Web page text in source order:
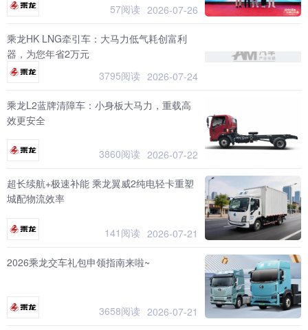
57阅读 2026-07-26
乘龙HK LNG牵引车：大马力低气耗创富利
器，为您年省2万元
3795阅读 2026-07-24
乘龙L2蓝牌清障车：小身板大马力，重载高
效更安全
3860阅读 2026-07-22
超长续航+极速补能 乘龙翼威2纯电轻卡重塑
城配物流效率
141阅读 2026-07-21
2026乘龙交车礼包申领指南来啦~
3658阅读 2026-07-21